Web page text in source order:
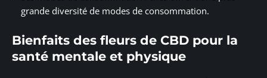
grande diversité de modes de consommation.
Bienfaits des fleurs de CBD pour la
santé mentale et physique